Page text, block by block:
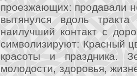
проезжающих: продавали
вытянулся вдоль
наилучший контакт с
символизируют: Красный
красоты и праздника.
молодости, здоровья,